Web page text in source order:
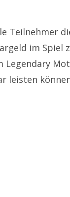
Teilnehmer
im Spiel
Legendary
leisten